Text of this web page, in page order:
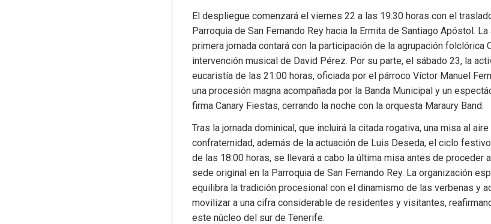
El despliegue comenzará el viernes 22 a las 19:30 horas con el
Parroquia de San Fernando Rey hacia la Ermita de Santiago Apóstol.
primera jornada contará con la participación de la agrupación folclórica
intervención musical de David Pérez. Por su parte, el sábado 23, la
eucaristía de las 21:00 horas, oficiada por el párroco Víctor Manuel
una procesión magna acompañada por la Banda Municipal y un
firma Canary Fiestas, cerrando la noche con la orquesta Maraury Band.
Tras la jornada dominical, que incluirá la citada rogativa, una misa al
confraternidad, además de la actuación de Luis Deseda, el ciclo
de las 18:00 horas, se llevará a cabo la última misa antes de proceder
sede original en la Parroquia de San Fernando Rey. La organización
equilibra la tradición procesional con el dinamismo de las verbenas y
movilizar a una cifra considerable de residentes y visitantes,
este núcleo del sur de Tenerife.